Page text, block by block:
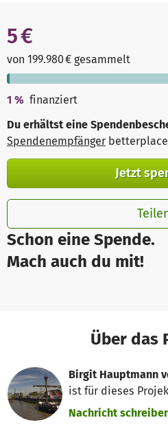
Schon eine Spende.
Mach auch du mit!
5 €
von 199.980 € gesammelt
1 % finanziert
Du erhältst eine
Spendenempfänger
Jetzt
Über das
Birgit Hauptmann
ist für dieses
Nachricht